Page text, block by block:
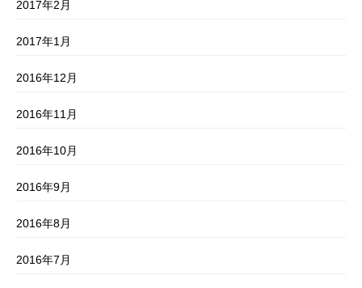
2017年2月
2017年1月
2016年12月
2016年11月
2016年10月
2016年9月
2016年8月
2016年7月